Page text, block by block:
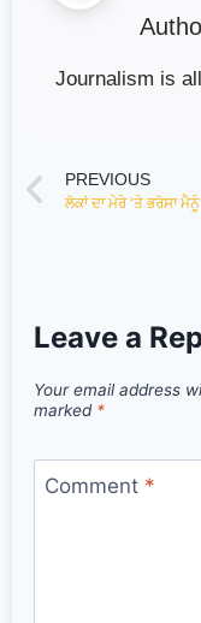
Journalism is
PREVIOUS
Leave a
Your email address
marked *
Comment *